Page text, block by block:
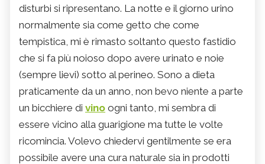
disturbi si ripresentano. La notte e il giorno urino
normalmente sia come getto che come
tempistica, mi è rimasto soltanto questo fastidio
che si fa più noioso dopo avere urinato e noie
(sempre lievi) sotto al perineo. Sono a dieta
praticamente da un anno, non bevo niente a parte
un bicchiere di vino ogni tanto, mi sembra di
essere vicino alla guarigione ma tutte le volte
ricomincia. Volevo chiedervi gentilmente se era
possibile avere una cura naturale sia in prodotti